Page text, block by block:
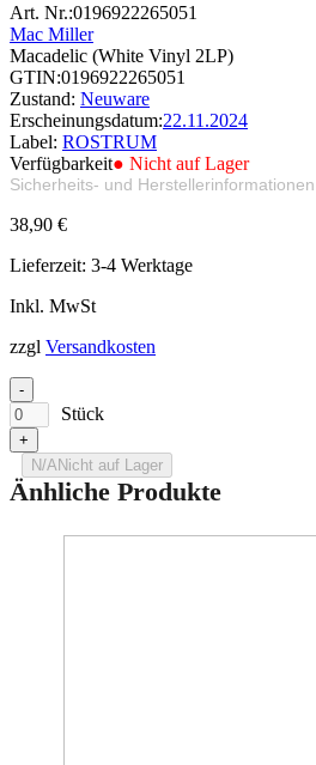
Art. Nr.:0196922265051
Mac Miller
Macadelic (White Vinyl 2LP)
GTIN:0196922265051
Zustand: Neuware
Erscheinungsdatum:22.11.2024
Label: ROSTRUM
Verfügbarkeit● Nicht auf Lager
Sicherheits- und Herstellerinformationen
38,90 €
Lieferzeit: 3-4 Werktage
Inkl. MwSt
zzgl Versandkosten
-
Stück
+
N/ANicht auf Lager
Änhliche Produkte